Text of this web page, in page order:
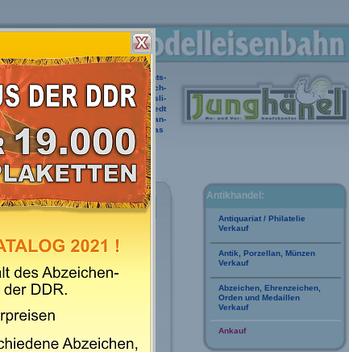
DDR
Ansichts-
Belletristik Bierkrüge
Blech-
Geldscheine Gemälde
Geschichtsli-
Medaillen DDR
Medaillen aus Hettstedt
Comic
Porzellan-
Taschenuhren Uhren Zierglas
Medaillen
Seite 21
Einträgen ein Teil der DDR-
in unseremgebundenen DDR-
haben! Möchten Sie mithelfen
dann laden Sie bitte die Fotos von
Antikhandel:
Antiquariat / Philatelie
Verkauf
Antik, Porzellan, Münzen
Verkauf
Abzeichen, Ehrenzeichen,
Orden und Medaillen
Verkauf
Ankauf